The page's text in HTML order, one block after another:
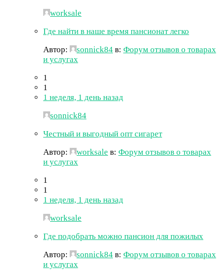
worksale
Где найти в наше время пансионат легко
Автор:
sonnick84 в: Форум отзывов о товарах
и услугах
1
1
1 неделя, 1 день назад
sonnick84
Честный и выгодный опт сигарет
Автор:
worksale в: Форум отзывов о товарах
и услугах
1
1
1 неделя, 1 день назад
worksale
Где подобрать можно пансион для пожилых
Автор:
sonnick84 в: Форум отзывов о товарах
и услугах